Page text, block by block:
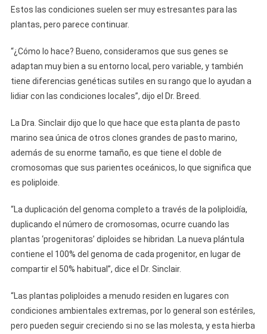
Estos las condiciones suelen ser muy estresantes para las
plantas, pero parece continuar.
“¿Cómo lo hace? Bueno, consideramos que sus genes se
adaptan muy bien a su entorno local, pero variable, y también
tiene diferencias genéticas sutiles en su rango que lo ayudan a
lidiar con las condiciones locales”, dijo el Dr. Breed.
La Dra. Sinclair dijo que lo que hace que esta planta de pasto
marino sea única de otros clones grandes de pasto marino,
además de su enorme tamaño, es que tiene el doble de
cromosomas que sus parientes oceánicos, lo que significa que
es poliploide.
“La duplicación del genoma completo a través de la poliploidía,
duplicando el número de cromosomas, ocurre cuando las
plantas ‘progenitoras’ diploides se hibridan. La nueva plántula
contiene el 100% del genoma de cada progenitor, en lugar de
compartir el 50% habitual”, dice el Dr. Sinclair.
“Las plantas poliploides a menudo residen en lugares con
condiciones ambientales extremas, por lo general son estériles,
pero pueden seguir creciendo si no se las molesta, y esta hierba